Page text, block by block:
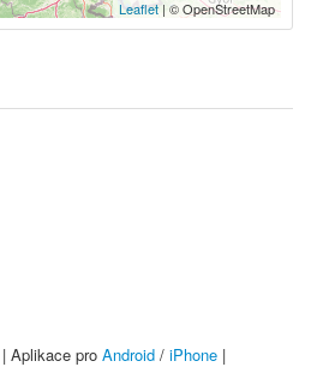
Leaflet | © OpenStreetMap
| Aplikace pro Android / iPhone |